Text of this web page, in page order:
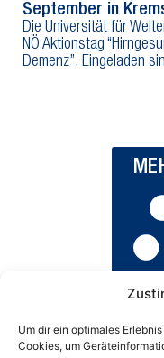
Um dir ein optimales
Cookies, um
September in
Die Universität für
NÖ Aktionstag
Demenz”. Eingeladen